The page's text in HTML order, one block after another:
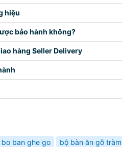
hiệu
bảo hành không?
hàng Seller Delivery
bo ban ghe go bộ bàn ăn gỗ